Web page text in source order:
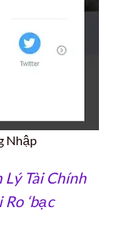
Nhập
Lý Tài Chính
‘bạc